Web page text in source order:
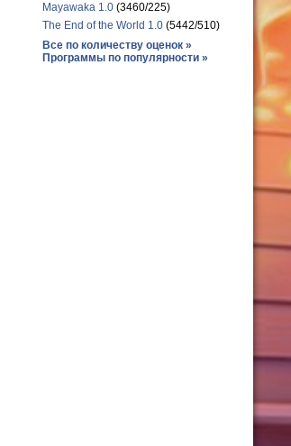
Mayawaka 1.0 (3460/225)
The End of the World 1.0 (5442/510)
Все по количеству оценок »
Программы по популярности »